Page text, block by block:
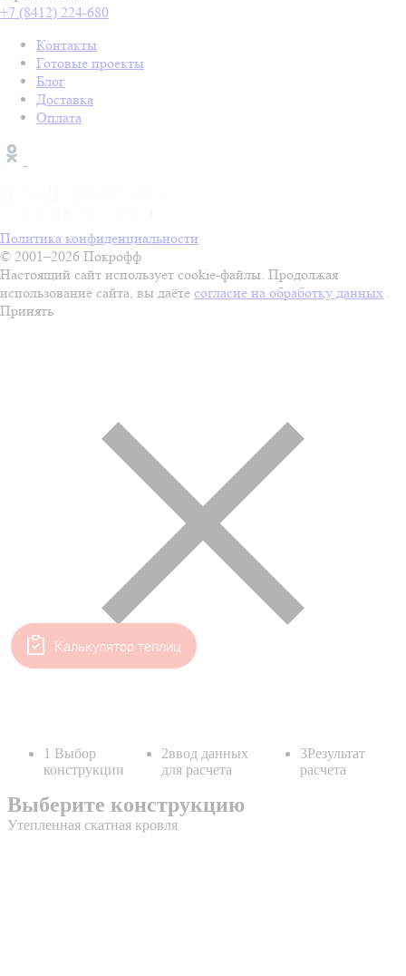
+7 (8412) 224-680
Контакты
Готовые проекты
Блог
Доставка
Оплата
Политика конфиденциальности
© 2001–2026 Покрофф
Настоящий сайт использует cookie-файлы. Продолжая
использование сайта, вы даёте согласие на обработку данных .
Принять
Калькулятор теплиц